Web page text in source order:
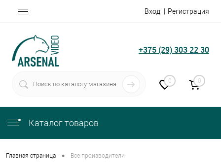
Вход Регистрация
+375 (29) 303 22 30
0 0
Каталог товаров
Главная страница • Все производители